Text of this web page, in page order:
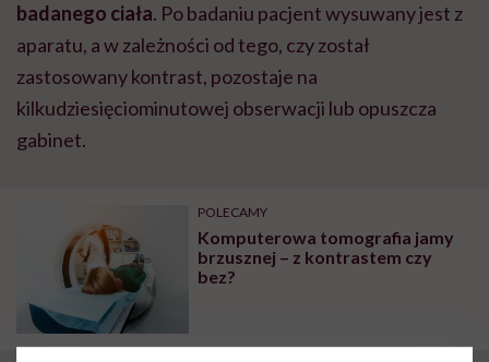
badanego ciała. Po badaniu pacjent wysuwany jest z
aparatu, a w zależności od tego, czy został
zastosowany kontrast, pozostaje na
kilkudziesięciominutowej obserwacji lub opuszcza
gabinet.
POLECAMY
Komputerowa tomografia jamy
brzusznej – z kontrastem czy
bez?